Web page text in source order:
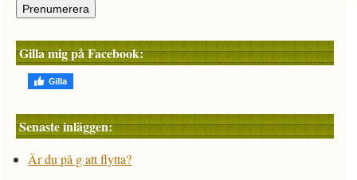
Gilla mig på Facebook:
Senaste inläggen:
Är du på g att flytta?